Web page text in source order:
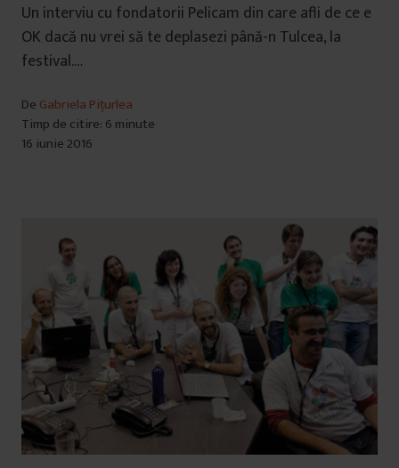
Un interviu cu fondatorii Pelicam din care afli de ce e
OK dacă nu vrei să te deplasezi până-n Tulcea, la
festival.…
De Gabriela Pițurlea
Timp de citire: 6 minute
16 iunie 2016